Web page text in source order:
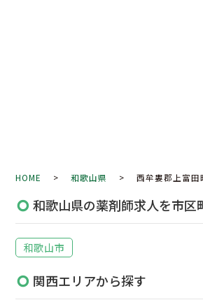
HOME >和歌山県 > 西牟婁郡上富田
和歌山県の薬剤師求人を市区
和歌山市
関西エリアから探す